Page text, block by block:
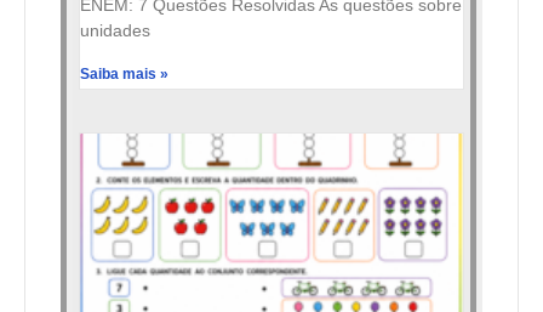
ENEM: 7 Questões Resolvidas As questões sobre
unidades
Saiba mais »